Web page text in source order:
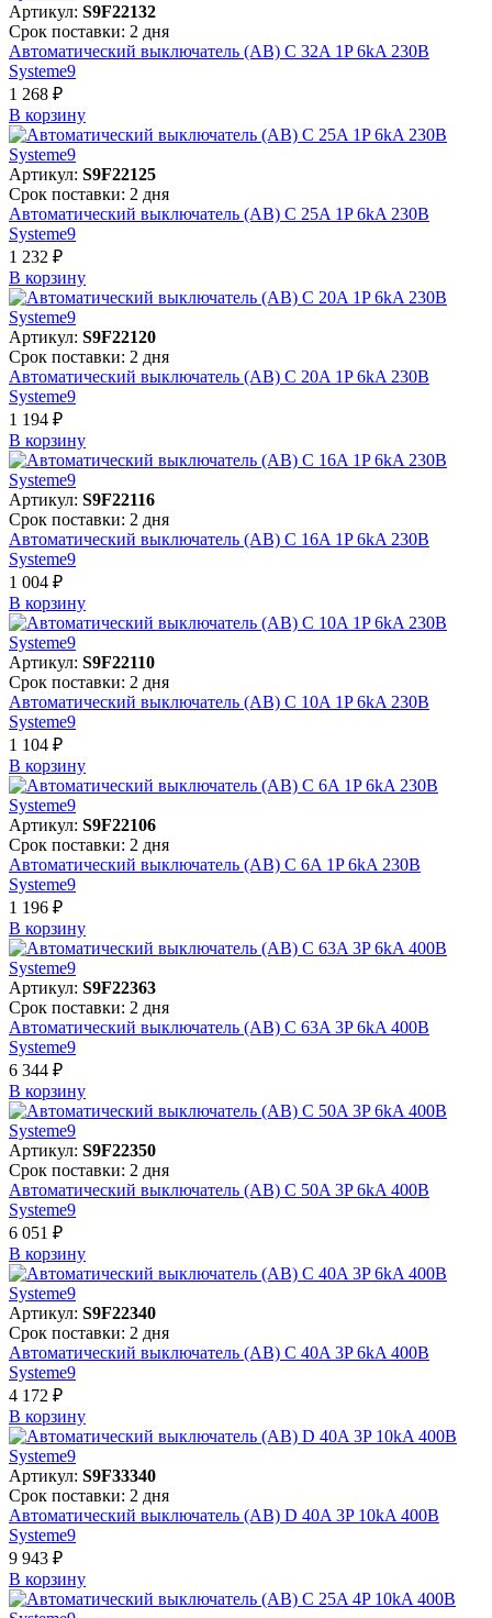
Артикул: S9F22132
Срок поставки: 2 дня
Автоматический выключатель (АВ) C 32A 1P 6kA 230В
Systeme9
1 268 ₽
В корзинy
Артикул: S9F22125
Срок поставки: 2 дня
Автоматический выключатель (АВ) C 25A 1P 6kA 230В
Systeme9
1 232 ₽
В корзинy
Артикул: S9F22120
Срок поставки: 2 дня
Автоматический выключатель (АВ) C 20A 1P 6kA 230В
Systeme9
1 194 ₽
В корзинy
Артикул: S9F22116
Срок поставки: 2 дня
Автоматический выключатель (АВ) C 16A 1P 6kA 230В
Systeme9
1 004 ₽
В корзинy
Артикул: S9F22110
Срок поставки: 2 дня
Автоматический выключатель (АВ) C 10A 1P 6kA 230В
Systeme9
1 104 ₽
В корзинy
Артикул: S9F22106
Срок поставки: 2 дня
Автоматический выключатель (АВ) C 6A 1P 6kA 230В
Systeme9
1 196 ₽
В корзинy
Артикул: S9F22363
Срок поставки: 2 дня
Автоматический выключатель (АВ) C 63A 3P 6kA 400В
Systeme9
6 344 ₽
В корзинy
Артикул: S9F22350
Срок поставки: 2 дня
Автоматический выключатель (АВ) C 50A 3P 6kA 400В
Systeme9
6 051 ₽
В корзинy
Артикул: S9F22340
Срок поставки: 2 дня
Автоматический выключатель (АВ) C 40A 3P 6kA 400В
Systeme9
4 172 ₽
В корзинy
Артикул: S9F33340
Срок поставки: 2 дня
Автоматический выключатель (АВ) D 40A 3P 10kA 400В
Systeme9
9 943 ₽
В корзинy